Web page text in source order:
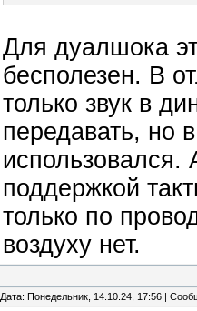
Для дуалшока
бесполезен. В
только звук в
передавать, но
использовался.
поддержкой
только по
воздуху нет.
Дата: Понедельник, 14.10.24, 17:56 |